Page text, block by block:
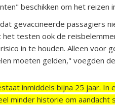
beschikken om het reizen
gevaccineerde passagiers
testen ook de
in te houden. Alleen voor
moeten gelden," voegden
inmiddels bijna 25 jaar.
minder historie om